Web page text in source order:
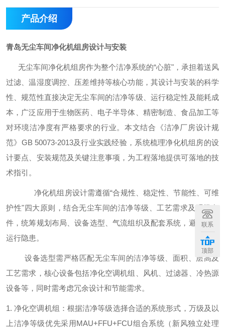
产品介绍
青岛无尘车间净化机组房设计与安装
无尘车间净化机组房作为整个洁净系统的“心脏"，承担着送风
过滤、温湿度调控、压差维持等核心功能，其设计与安装的科学
性、规范性直接决定无尘车间的洁净等级、运行稳定性及能耗成
本，广泛应用于生物医药、电子半导体、精密制造、食品加工等
对环境洁净度有严格要求的行业。本文结合《洁净厂房设计规
范》GB 50073-2013及行业实践经验，系统梳理净化机组房的设
计要点、安装规范及关键注意事项，为工程落地提供可落地的技
术指引。
净化机组房设计需遵循“合规性、稳定性、节能性、可维
护性"四大原则，结合无尘车间的洁净等级、工艺需求及现场条
件，统筹规划布局、设备选型、气流组织及配套系统，避免后期
运行隐患。
设备选型需严格匹配无尘车间的洁净等级、面积、层高及
工艺需求，核心设备包括净化空调机组、风机、过滤器、冷热源
设备等，同时需考虑冗余设计和节能需求。
1. 净化空调机组：根据洁净等级选择合适的系统形式，万级及以
上洁净等级优先采用MAU+FFU+FCU组合系统（新风独立处理
联系
顶部